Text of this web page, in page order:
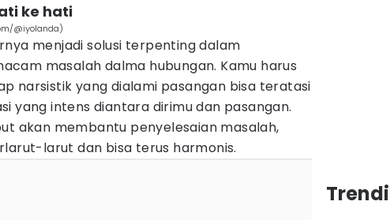
ke hati
@iyolanda)
menjadi solusi terpenting dalam
masalah dalma hubungan. Kamu harus
narsistik yang dialami pasangan bisa teratasi
yang intens diantara dirimu dan pasangan.
akan membantu penyelesaian masalah,
larut dan bisa terus harmonis.